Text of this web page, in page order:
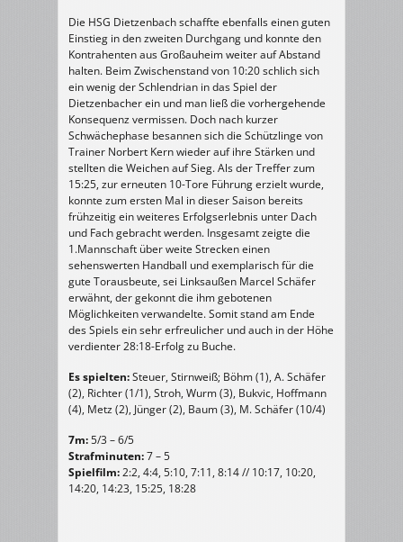
Die HSG Dietzenbach schaffte ebenfalls einen guten
Einstieg in den zweiten Durchgang und konnte den
Kontrahenten aus Großauheim weiter auf Abstand
halten. Beim Zwischenstand von 10:20 schlich sich
ein wenig der Schlendrian in das Spiel der
Dietzenbacher ein und man ließ die vorhergehende
Konsequenz vermissen. Doch nach kurzer
Schwächephase besannen sich die Schützlinge von
Trainer Norbert Kern wieder auf ihre Stärken und
stellten die Weichen auf Sieg. Als der Treffer zum
15:25, zur erneuten 10-Tore Führung erzielt wurde,
konnte zum ersten Mal in dieser Saison bereits
frühzeitig ein weiteres Erfolgserlebnis unter Dach
und Fach gebracht werden. Insgesamt zeigte die
1.Mannschaft über weite Strecken einen
sehenswerten Handball und exemplarisch für die
gute Torausbeute, sei Linksaußen Marcel Schäfer
erwähnt, der gekonnt die ihm gebotenen
Möglichkeiten verwandelte. Somit stand am Ende
des Spiels ein sehr erfreulicher und auch in der Höhe
verdienter 28:18-Erfolg zu Buche.
Es spielten:Steuer, Stirnweiß; Böhm (1), A. Schäfer
(2), Richter (1/1), Stroh, Wurm (3), Bukvic, Hoffmann
(4), Metz (2), Jünger (2), Baum (3), M. Schäfer (10/4)
7m:5/3 – 6/5
Strafminuten:7 – 5
Spielfilm:2:2, 4:4, 5:10, 7:11, 8:14 // 10:17, 10:20,
14:20, 14:23, 15:25, 18:28